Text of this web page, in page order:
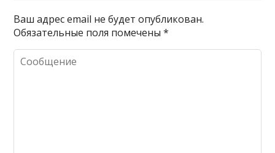
Ваш адрес email не будет опубликован.
Обязательные поля помечены*